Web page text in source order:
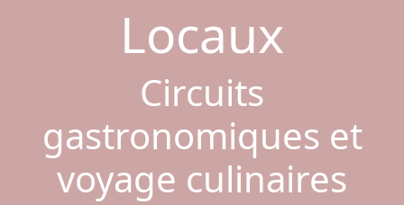
Locaux
Circuits
gastronomiques et
voyage culinaires